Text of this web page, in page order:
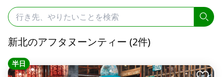
新北のアフタヌーンティー (2件)
半日